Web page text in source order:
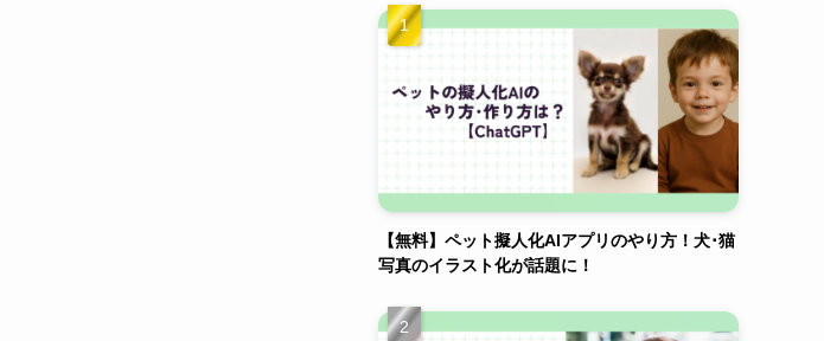
【無料】ペット擬人化AIアプリのやり方！犬･猫
写真のイラスト化が話題に！